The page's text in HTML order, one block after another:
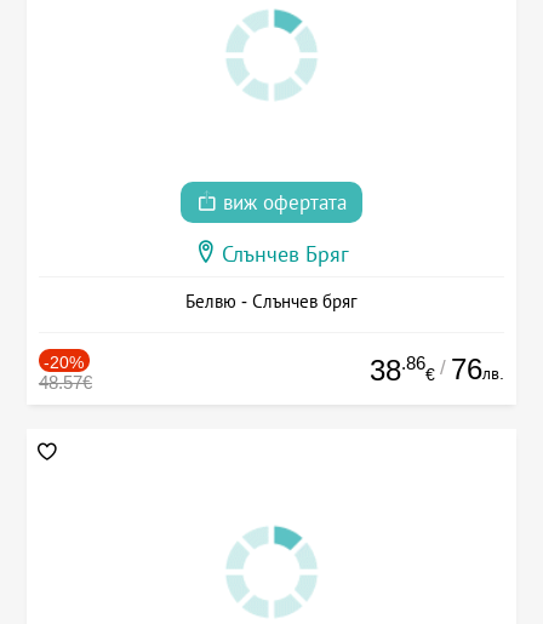
виж офертата
Слънчев Бряг
Белвю - Слънчев бряг
-20%
48.57€ 38.86
€ / 76лв.